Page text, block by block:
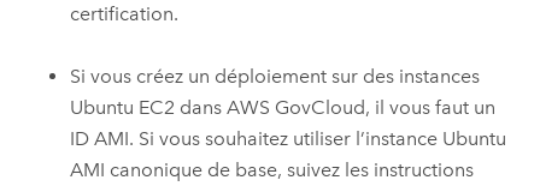
certification.
Si vous créez un déploiement sur des instances
Ubuntu EC2 dansAWS GovCloud, il vous faut un
IDAMI. Si vous souhaitez utiliser l’instance Ubuntu
AMI canonique de base, suivez les instructions